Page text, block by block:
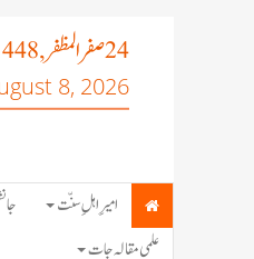
24صفر المظفر, 1448
8, 2026
امیرِ اہلِ سنّت
علمی مقالہ جات